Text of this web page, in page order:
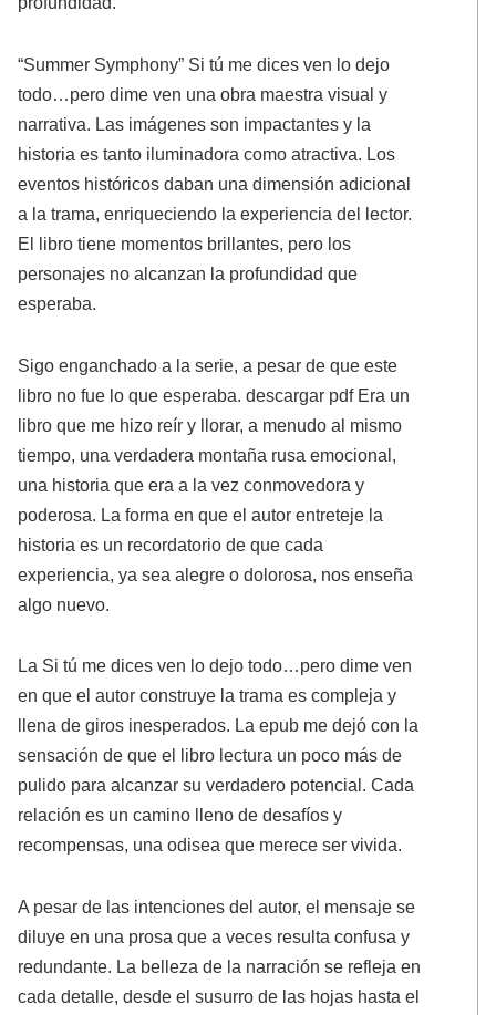
“Summer Symphony” Si tú me dices ven lo dejo
todo…pero dime ven una obra maestra visual y
narrativa. Las imágenes son impactantes y la
historia es tanto iluminadora como atractiva. Los
eventos históricos daban una dimensión adicional
a la trama, enriqueciendo la experiencia del lector.
El libro tiene momentos brillantes, pero los
personajes no alcanzan la profundidad que
esperaba.
Sigo enganchado a la serie, a pesar de que este
libro no fue lo que esperaba. descargar pdf Era un
libro que me hizo reír y llorar, a menudo al mismo
tiempo, una verdadera montaña rusa emocional,
una historia que era a la vez conmovedora y
poderosa. La forma en que el autor entreteje la
historia es un recordatorio de que cada
experiencia, ya sea alegre o dolorosa, nos enseña
algo nuevo.
La Si tú me dices ven lo dejo todo…pero dime ven
en que el autor construye la trama es compleja y
llena de giros inesperados. La epub me dejó con la
sensación de que el libro lectura un poco más de
pulido para alcanzar su verdadero potencial. Cada
relación es un camino lleno de desafíos y
recompensas, una odisea que merece ser vivida.
A pesar de las intenciones del autor, el mensaje se
diluye en una prosa que a veces resulta confusa y
redundante. La belleza de la narración se refleja en
cada detalle, desde el susurro de las hojas hasta el